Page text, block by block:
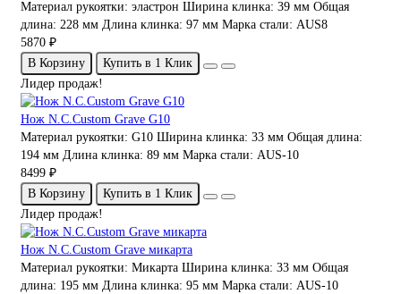
Материал рукоятки: эластрон Ширина клинка: 39 мм Общая
длина: 228 мм Длина клинка: 97 мм Марка стали: AUS8
5870 ₽
В Корзину
Купить в 1 Клик
Лидер продаж!
Нож N.C.Custom Grave G10
Материал рукоятки: G10 Ширина клинка: 33 мм Общая длина:
194 мм Длина клинка: 89 мм Марка стали: AUS-10
8499 ₽
В Корзину
Купить в 1 Клик
Лидер продаж!
Нож N.C.Custom Grave микарта
Материал рукоятки: Микарта Ширина клинка: 33 мм Общая
длина: 195 мм Длина клинка: 95 мм Марка стали: AUS-10